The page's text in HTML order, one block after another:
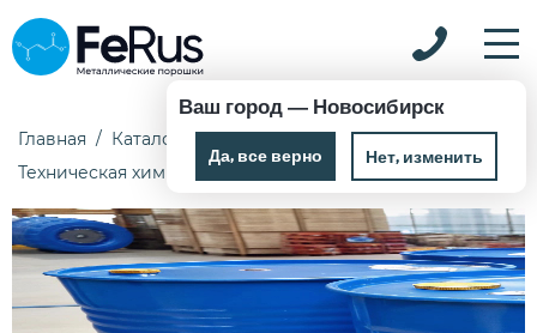
Ваш город — Новосибирск
Да, все верно Нет, изменить
Главная Каталог
Химические реактивы
Техническая химия
Акрилекс П-6 0,3 кг ИМП